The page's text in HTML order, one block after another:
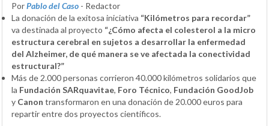
PorPablo del Caso - Redactor
La donación de la exitosa iniciativa “Kilómetros para recordar”
va destinada al proyecto “¿Cómo afecta el colesterol a la micro
estructura cerebral en sujetos a desarrollar la enfermedad
del Alzheimer, de qué manera se ve afectada la conectividad
estructural?”
Más de 2.000 personas corrieron 40.000 kilómetros solidarios que
la Fundación SARquavitae, Foro Técnico, Fundación GoodJob
y Canon transformaron en una donación de 20.000 euros para
repartir entre dos proyectos científicos.